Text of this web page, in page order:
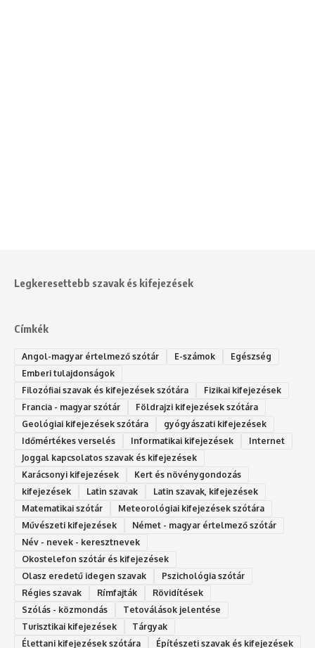
Legkeresettebb szavak és kifejezések
Címkék
Angol-magyar értelmező szótár E-számok
Egészség
Emberi tulajdonságok
Filozófiai szavak és kifejezések szótára
Fizikai kifejezések
Francia - magyar szótár
Földrajzi kifejezések szótára
Geológiai kifejezések szótára
gyógyászati kifejezések
Időmértékes verselés
Informatikai kifejezések
Internet
Joggal kapcsolatos szavak és kifejezések
Karácsonyi kifejezések
Kert és növénygondozás
kifejezések
Latin szavak
Latin szavak, kifejezések
Matematikai szótár
Meteorológiai kifejezések szótára
Művészeti kifejezések
Német - magyar értelmező szótár
Név - nevek - keresztnevek
Okostelefon szótár és kifejezések
Olasz eredetű idegen szavak
Ps‮gólohciz‬ia s‮átóz‬r
Régies szavak
Rímfajták
Rövidítések
Szólás - közmondás
Tetoválások jelentése
Turisztikai kifejezések
Tárgyak
Élettani kifejezések szótára
Építészeti szavak és kifejezések